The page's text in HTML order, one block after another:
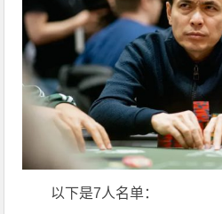
以下是7人名单：